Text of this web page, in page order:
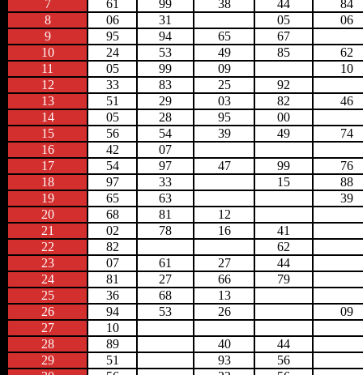
7
61 99 38 44
84
8
06 31 05
06
9
95 94 65
67
10
24 53 49 85
62
11
05 99 09
10
12
33 83 25
92
13
51 29 03 82
46
14
05 28 95
00
15
56 54 39 49
74
16
42
07
17
54 97 47 99
76
18
97 33 15
88
19
65 63
39
20
68 81
12
21
02 78 16
41
22
82
62
23
07 61 27
44
24
81 27 66
79
25
36 68
13
26
94 53 26
09
27
10
28
89 40
44
29
51 93
56